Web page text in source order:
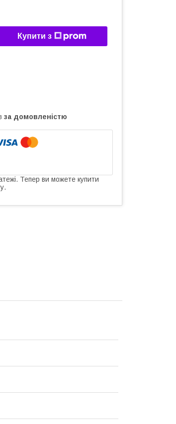
Купити з
за домовленістю
Тепер ви можете купити